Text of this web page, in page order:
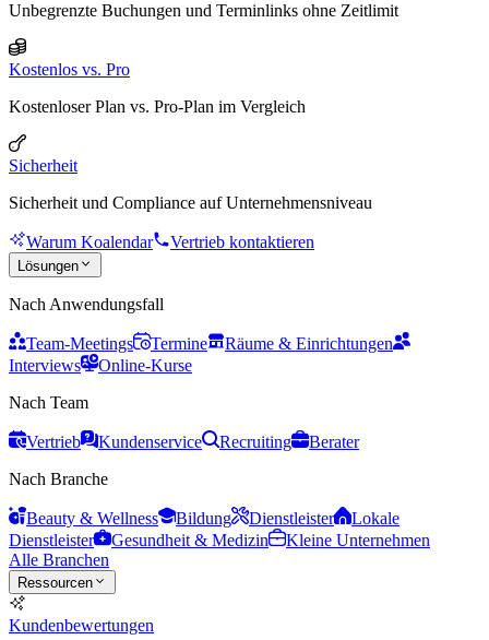
Unbegrenzte Buchungen und Terminlinks ohne Zeitlimit
Kostenlos vs. Pro
Kostenloser Plan vs. Pro-Plan im Vergleich
Sicherheit
Sicherheit und Compliance auf Unternehmensniveau
Warum Koalendar Vertrieb kontaktieren
Lösungen
Nach Anwendungsfall
Team-Meetings Termine
Räume & Einrichtungen
Interviews
Online-Kurse
Nach Team
Vertrieb Kundenservice Recruiting
Berater
Nach Branche
Beauty & Wellness Bildung Dienstleister
Lokale
Dienstleister
Gesundheit & Medizin
Kleine Unternehmen
Alle Branchen
Ressourcen
Kundenbewertungen